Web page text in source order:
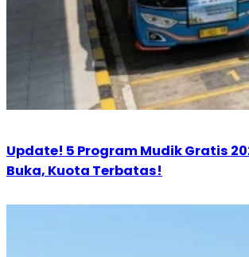
Update! 5 Program Mudik Gratis
Buka, Kuota Terbatas!